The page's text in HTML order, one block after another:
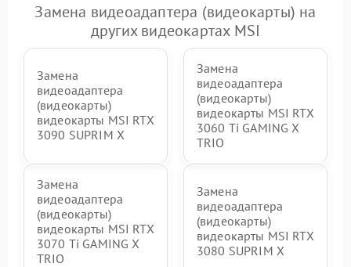
Замена видеоадаптера (видеокарты) на
других видеокартах MSI
Замена
видеоадаптера
(видеокарты)
видеокарты MSI RTX
3090 SUPRIM X
Замена
видеоадаптера
(видеокарты)
видеокарты MSI RTX
3060 Ti GAMING X
TRIO
Замена
видеоадаптера
(видеокарты)
видеокарты MSI RTX
3070 Ti GAMING X
TRIO
Замена
видеоадаптера
(видеокарты)
видеокарты MSI RTX
3080 SUPRIM X